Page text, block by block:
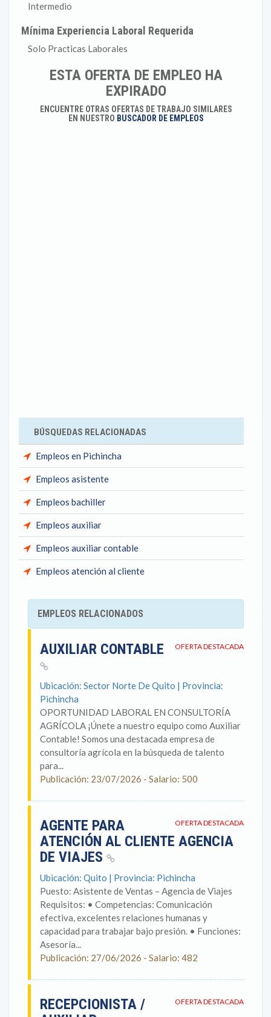
Intermedio
Mínima Experiencia Laboral Requerida
Solo Practicas Laborales
ESTA OFERTA DE EMPLEO HA
EXPIRADO
ENCUENTRE OTRAS OFERTAS DE TRABAJO SIMILARES
EN NUESTRO BUSCADOR DE EMPLEOS
BÚSQUEDAS RELACIONADAS
Empleos en Pichincha
Empleos asistente
Empleos bachiller
Empleos auxiliar
Empleos auxiliar contable
Empleos atención al cliente
EMPLEOS RELACIONADOS
OFERTA DESTACADA
AUXILIAR CONTABLE
Ubicación: Sector Norte De Quito | Provincia:
Pichincha
OPORTUNIDAD LABORAL EN CONSULTORÍA
AGRÍCOLA ¡Únete a nuestro equipo como Auxiliar
Contable! Somos una destacada empresa de
consultoría agrícola en la búsqueda de talento
para...
Publicación: 23/07/2026 - Salario: 500
OFERTA DESTACADA
AGENTE PARA
ATENCIÓN AL CLIENTE AGENCIA
DE VIAJES
Ubicación: Quito | Provincia: Pichincha
Puesto: Asistente de Ventas – Agencia de Viajes
Requisitos: • Competencias: Comunicación
efectiva, excelentes relaciones humanas y
capacidad para trabajar bajo presión. • Funciones:
Asesoría...
Publicación: 27/06/2026 - Salario: 482
OFERTA DESTACADA
RECEPCIONISTA /